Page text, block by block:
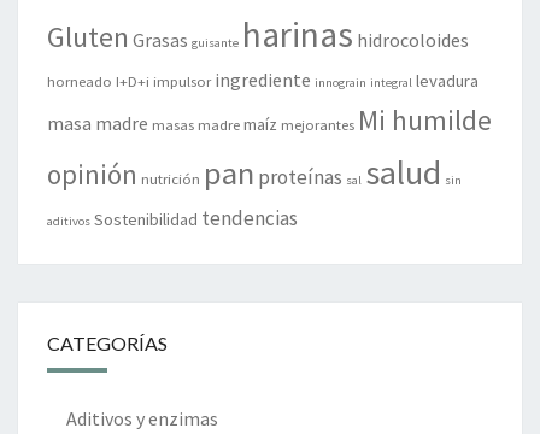
Gluten Grasas guisante harinas hidrocoloides
horneado I+D+i impulsor ingrediente innograin integral levadura
masa madre masas madremaíz mejorantes Mi humilde
opinión nutrición pan proteínas sal salud sin
aditivos Sostenibilidad tendencias
CATEGORÍAS
Aditivos y enzimas